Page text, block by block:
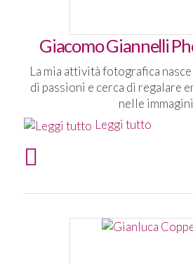
Giacomo Giannelli
La mia attività fotografica
di passioni e cerca di regalare
nelle
Leggi tutto